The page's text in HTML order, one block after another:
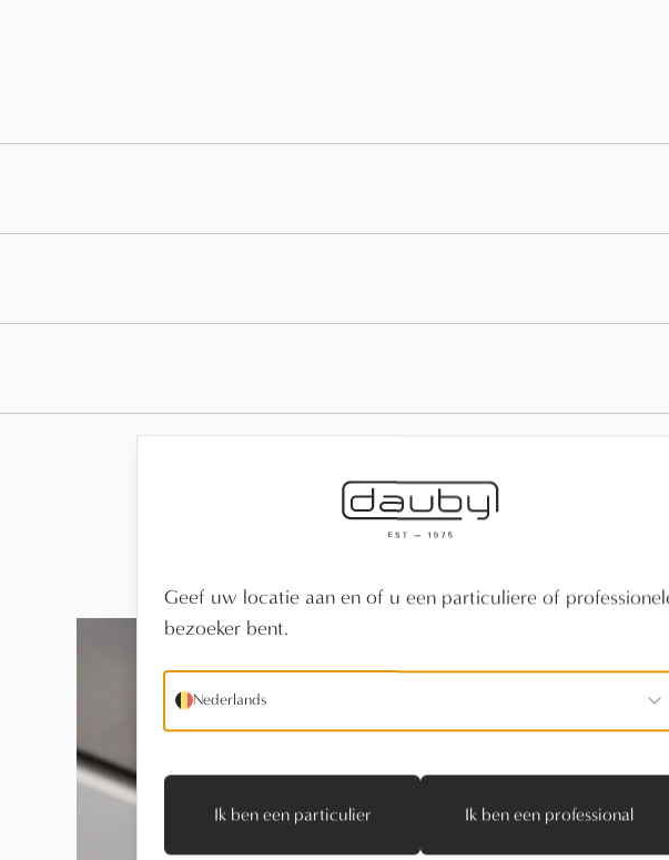
Laat je inspireren.
Geef uw locatie aan en of u een particuliere of
bezoeker bent.
Nederlands
Ik ben een particulier Ik ben een professional